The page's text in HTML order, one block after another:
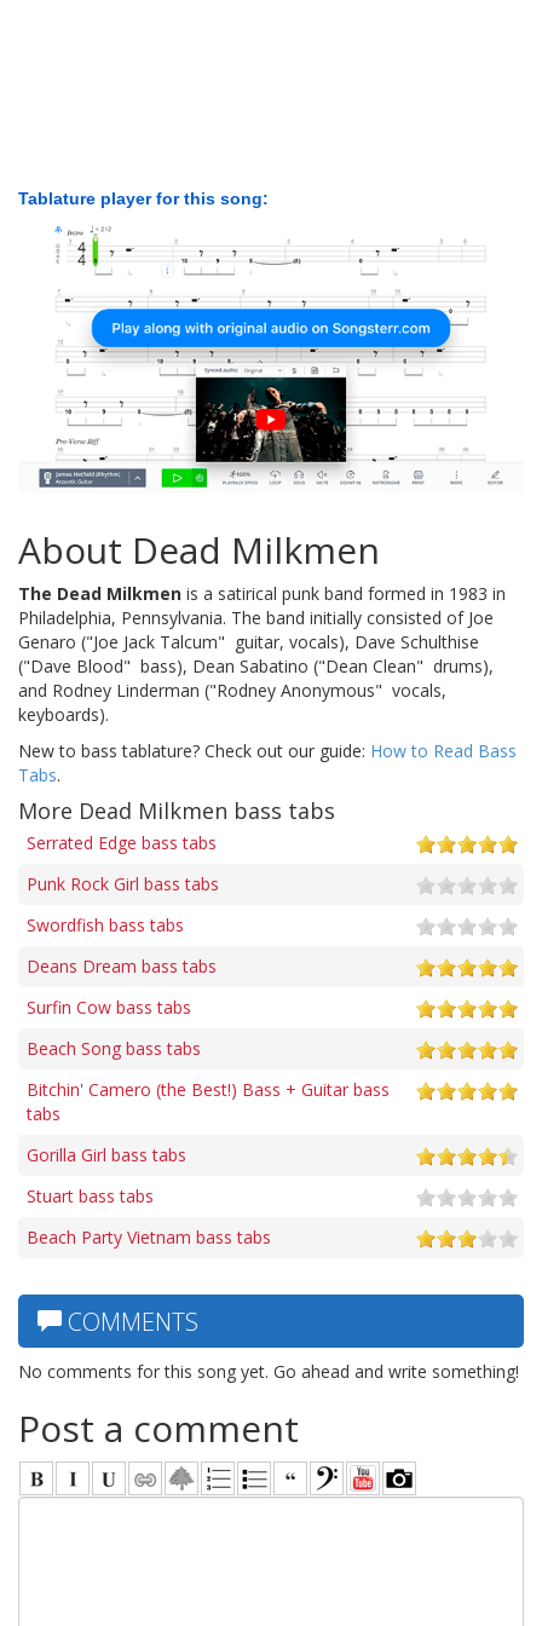
Tablature player for this song:
About Dead Milkmen
The Dead Milkmen is a satirical punk band formed in 1983 in
Philadelphia, Pennsylvania. The band initially consisted of Joe
Genaro ("Joe Jack Talcum"  guitar, vocals), Dave Schulthise
("Dave Blood"  bass), Dean Sabatino ("Dean Clean"  drums),
and Rodney Linderman ("Rodney Anonymous"  vocals,
keyboards).
New to bass tablature? Check out our guide: How to Read Bass
Tabs.
More Dead Milkmen bass tabs
Serrated Edge bass tabs
Punk Rock Girl bass tabs
Swordfish bass tabs
Deans Dream bass tabs
Surfin Cow bass tabs
Beach Song bass tabs
Bitchin' Camero (the Best!) Bass + Guitar bass
tabs
Gorilla Girl bass tabs
Stuart bass tabs
Beach Party Vietnam bass tabs
COMMENTS
No comments for this song yet. Go ahead and write something!
Post a comment